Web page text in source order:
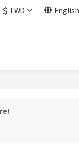
$ TWD English